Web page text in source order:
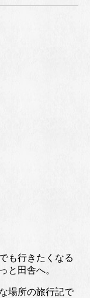
も行きたくなる
と田舎へ。
場所の旅行記で